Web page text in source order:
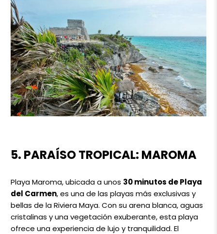
5. PARAÍSO TROPICAL: MAROMA
Playa Maroma, ubicada a unos 30 minutos de Playa
del Carmen, es una de las playas más exclusivas y
bellas de la Riviera Maya. Con su arena blanca, aguas
cristalinas y una vegetación exuberante, esta playa
ofrece una experiencia de lujo y tranquilidad. El